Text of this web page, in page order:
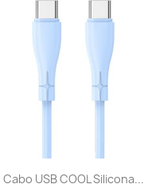
Cabo USB COOL Silicona...